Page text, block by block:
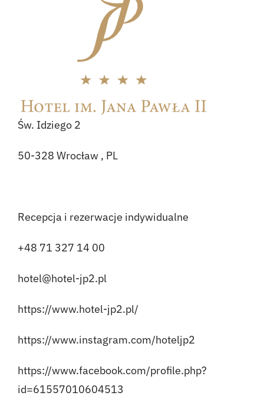
Św. Idziego 2
50-328 Wrocław , PL
Recepcja i rezerwacje indywidualne
+48 71 327 14 00
hotel@hotel-jp2.pl
https://www.hotel-jp2.pl/
https://www.instagram.com/hoteljp2
https://www.facebook.com/profile.php?
id=61557010604513